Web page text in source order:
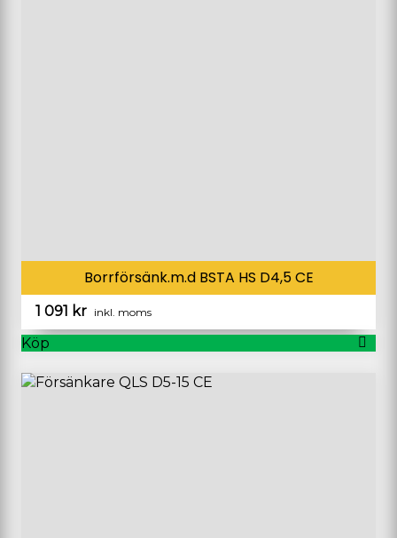
Borrförsänk.m.d BSTA HS D4,5 CE
1 091 kr inkl. moms
Köp